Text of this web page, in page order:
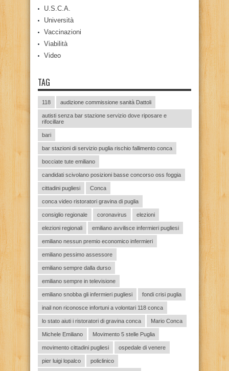
U.S.C.A.
Università
Vaccinazioni
Viabilità
Video
TAG
118 audizione commissione sanità Dattoli
autisti senza bar stazione servizio dove riposare e
rifocillare
bari
bar stazioni di servizio puglia rischio fallimento conca
bocciate tute emiliano
candidati scivolano posizioni basse concorso oss foggia
cittadini pugliesi Conca
conca video ristoratori gravina di puglia
consiglio regionale coronavirus elezioni
elezioni regionali emiliano avvilisce infermieri pugliesi
emiliano nessun premio economico infermieri
emiliano pessimo assessore
emiliano sempre dalla durso
emiliano sempre in televisione
emiliano snobba gli infermieri pugliesi fondi crisi puglia
inail non riconosce infortuni a volontari 118 conca
lo stato aiuti i ristoratori di gravina conca Mario Conca
Michele Emiliano Movimento 5 stelle Puglia
movimento cittadini pugliesi ospedale di venere
pier luigi lopalco policlinico